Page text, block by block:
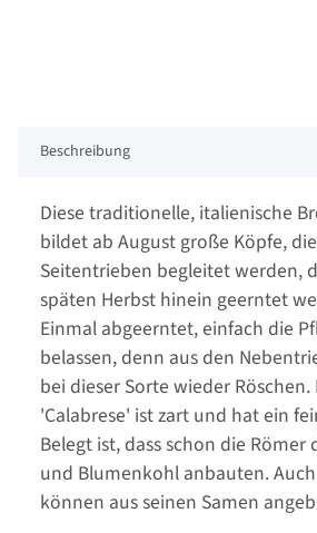
Beschreibung
Diese traditionelle, italienische
bildet ab August große Köpfe,
Seitentrieben begleitet werden,
späten Herbst hinein geerntet
Einmal abgeerntet, einfach die
belassen, denn aus den
bei dieser Sorte wieder
'Calabrese' ist zart und hat ein
Belegt ist, dass schon die Römer
und Blumenkohl anbauten.
können aus seinen Samen